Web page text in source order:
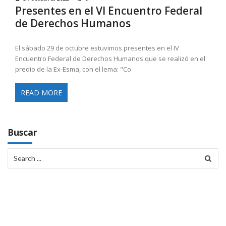
Presentes en el VI Encuentro Federal
de Derechos Humanos
El sábado 29 de octubre estuvimos presentes en el IV
Encuentro Federal de Derechos Humanos que se realizó en el
predio de la Ex-Esma, con el lema: "Co
READ MORE
Buscar
for: